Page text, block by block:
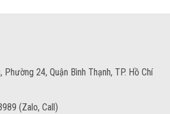
Phường 24, Quận Bình Thạnh, TP. Hồ Chí
(Zalo, Call)